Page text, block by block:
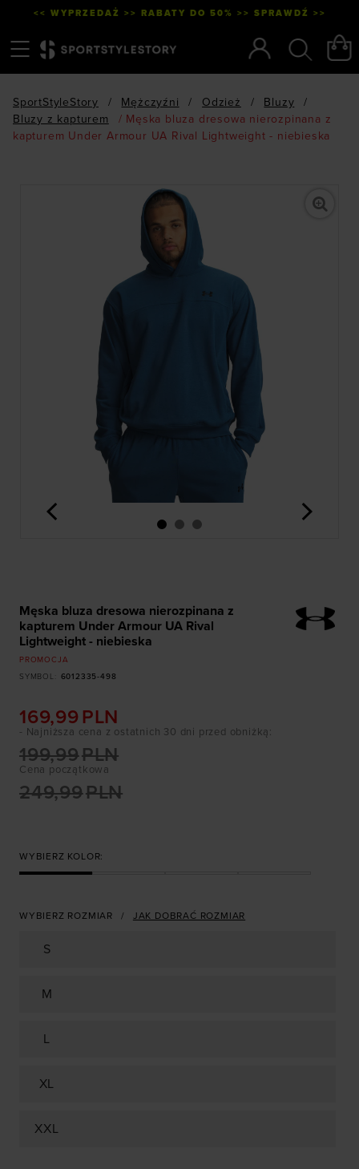
<< WYPRZEDAŻ >> RABATY DO 50% >> SPRAWDŹ >>
SportStyleStory / Mężczyźni / Odzież / Bluzy
/
Bluzy z kapturem
/ Męska bluza dresowa nierozpinana z
kapturem Under Armour UA Rival Lightweight - niebieska
<
Męska bluza dresowa nierozpinana z
kapturem Under Armour UA Rival
Lightweight - niebieska
PROMOCJA
SYMBOL
6012335-498
169,99 PLN
Cena początkowa
249,99PLN
199,99PLN
- Najniższa cena z ostatnich 30 dni przed obniżką:
WYBIERZ KOLOR:
WYBIERZ ROZMIAR JAK DOBRAĆ ROZMIAR
S
M
L
XL
XXL